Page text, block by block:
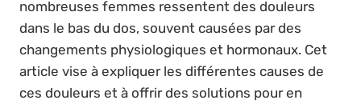
nombreuses femmes ressentent des douleurs
dans le bas du dos, souvent causées par des
changements physiologiques et hormonaux. Cet
article vise à expliquer les différentes causes de
ces douleurs et à offrir des solutions pour en